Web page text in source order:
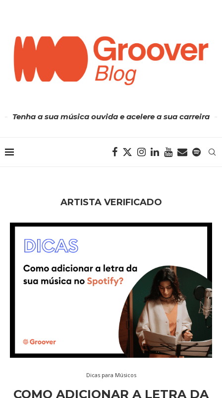
Tenha a sua música ouvida e acelere a sua carreira
ARTISTA VERIFICADO
Dicas para Músicos
COMO ADICIONAR A LETRA DA